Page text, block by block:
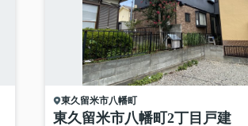
東久留米市八幡町
東久留米市八幡町2丁目戸建